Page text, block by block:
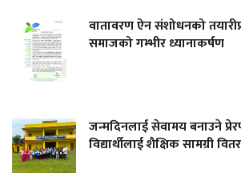
वातावरण ऐन संशोधनको
समाजको गम्भीर ध्यानाकर्षण
जन्मदिनलाई सेवामय बनाउने
विद्यार्थीलाई शैक्षिक सामग्री